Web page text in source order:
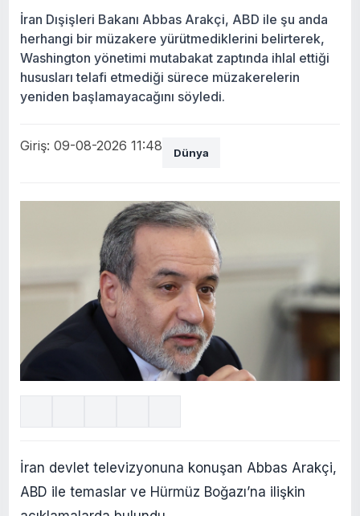
İran Dışişleri Bakanı Abbas Arakçi, ABD ile şu anda
herhangi bir müzakere yürütmediklerini belirterek,
Washington yönetimi mutabakat zaptında ihlal ettiği
hususları telafi etmediği sürece müzakerelerin
yeniden başlamayacağını söyledi.
Giriş: 09-08-2026 11:48 Dünya
İran devlet televizyonuna konuşan Abbas Arakçi,
ABD ile temaslar ve Hürmüz Boğazı’na ilişkin